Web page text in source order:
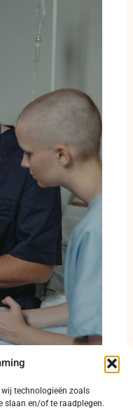
wij technologieën zoals
slaan en/of te raadplegen.
naar